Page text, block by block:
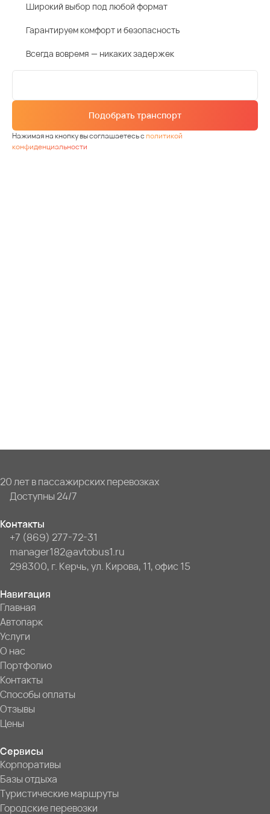
Широкий выбор под любой формат
Гарантируем комфорт и безопасность
Всегда вовремя — никаких задержек
Подобрать транспорт
Нажимая на кнопку вы соглашаетесь сполитикой
конфиденциальности
20 лет в пассажирских перевозках
Доступны 24/7
Контакты
+7 (869) 277-72-31
manager182@avtobus1.ru
298300, г. Керчь, ул. Кирова, 11, офис 15
Навигация
Главная
Автопарк
Услуги
О нас
Портфолио
Контакты
Способы оплаты
Отзывы
Цены
Сервисы
Корпоративы
Базы отдыха
Туристические маршруты
Городские перевозки